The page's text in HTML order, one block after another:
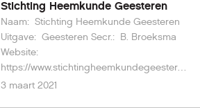
Stichting Heemkunde Geesteren
Naam: Stichting Heemkunde Geesteren
Uitgave: Geesteren Secr.: B. Broeksma
Website:
https://
E-mail:
3 maart 2021